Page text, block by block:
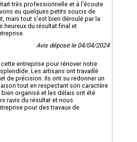
très professionnelle et à l'écoute
eu quelques petits soucis de
mais tout s'est bien déroulé par la
heureux du résultat final et
Avis déposé le 04/04/2024
entreprise pour rénover notre
Les artisans ont travaillé
de précision. Ils ont su redonner un
tout en respectant son caractère
bien organisé et les délais ont été
ravis du résultat et nous
pour des travaux de